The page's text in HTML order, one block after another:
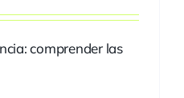
comprender las